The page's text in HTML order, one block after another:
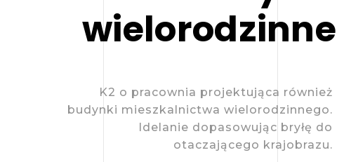
wielorodzinne
K2 o pracownia projektująca również
budynki mieszkalnictwa wielorodzinnego.
Idelanie dopasowując bryłę do
otaczającego krajobrazu.